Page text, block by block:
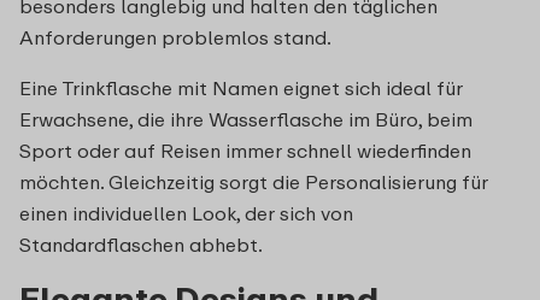
besonders langlebig und halten den täglichen
Anforderungen problemlos stand.
Eine Trinkflasche mit Namen eignet sich ideal für
Erwachsene, die ihre Wasserflasche im Büro, beim
Sport oder auf Reisen immer schnell wiederfinden
möchten. Gleichzeitig sorgt die Personalisierung für
einen individuellen Look, der sich von
Standardflaschen abhebt.